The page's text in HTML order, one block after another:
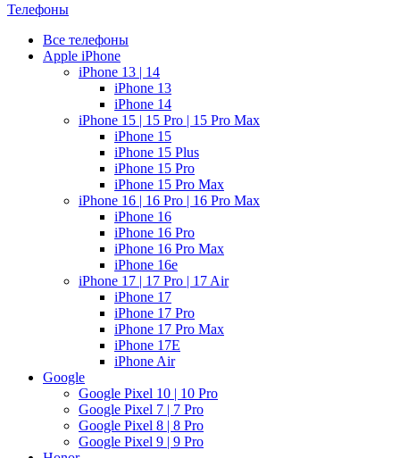
Телефоны
Все телефоны
Apple iPhone
iPhone 13 | 14
iPhone 13
iPhone 14
iPhone 15 | 15 Pro | 15 Pro Max
iPhone 15
iPhone 15 Plus
iPhone 15 Pro
iPhone 15 Pro Max
iPhone 16 | 16 Pro | 16 Pro Max
iPhone 16
iPhone 16 Pro
iPhone 16 Pro Max
iPhone 16e
iPhone 17 | 17 Pro | 17 Air
iPhone 17
iPhone 17 Pro
iPhone 17 Pro Max
iPhone 17E
iPhone Air
Google
Google Pixel 10 | 10 Pro
Google Pixel 7 | 7 Pro
Google Pixel 8 | 8 Pro
Google Pixel 9 | 9 Pro